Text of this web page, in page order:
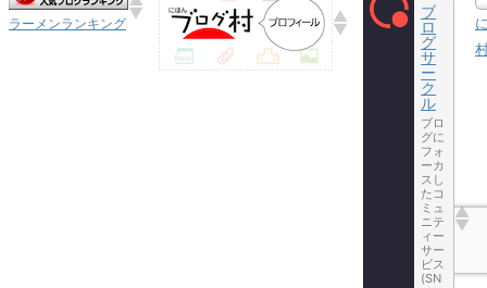
ラーメンランキング
ブ
ロ
グ
サ
ー
ク
ル
ブロ
グに
フォ
ーカ
スし
たコ
ミュ
ニテ
ィー
サー
ビス
(SN